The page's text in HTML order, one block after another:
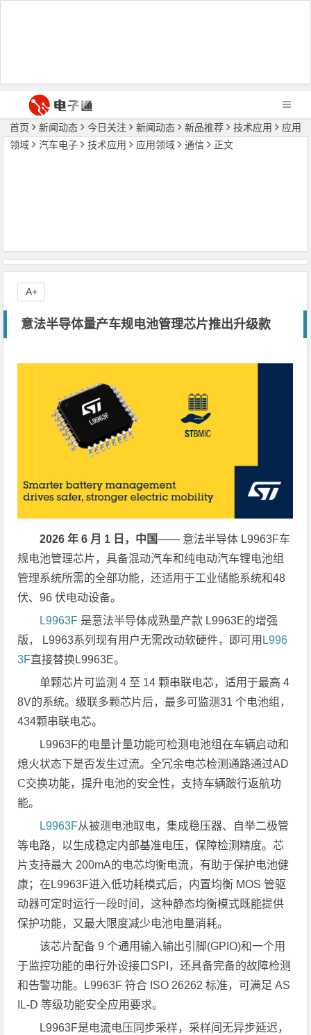
首页 新闻动态 今日关注 新闻动态 新品推荐 技术应用
应用
领域
汽车电子 技术应用 应用领域 通信 正文
意法半导体量产车规电池管理芯片推出升级款
2026 年 6 月 1 日，中国—— 意法半导体 L9963F车
规电池管理芯片，具备混动汽车和纯电动汽车锂电池组
管理系统所需的全部功能，还适用于工业储能系统和48
伏、96 伏电动设备。
L9963F 是意法半导体成熟量产款 L9963E的增强
版， L9963系列现有用户无需改动软硬件，即可用 L996
3F直接替换L9963E。
单颗芯片可监测 4 至 14 颗串联电芯，适用于最高 4
8V的系统。级联多颗芯片后，最多可监测31 个电池组，
434颗串联电芯。
L9963F的电量计量功能可检测电池组在车辆启动和
熄火状态下是否发生过流。全冗余电芯检测通路通过AD
C交换功能，提升电池的安全性，支持车辆跛行返航功
能。
L9963F从被测电池取电，集成稳压器、自举二极管
等电路，以生成稳定内部基准电压，保障检测精度。芯
片支持最大 200mA的电芯均衡电流，有助于保护电池健
康；在L9963F进入低功耗模式后，内置均衡 MOS 管驱
动器可定时运行一段时间，这种静态均衡模式既能提供
保护功能，又最大限度减少电池电量消耗。
该芯片配备 9 个通用输入输出引脚(GPIO)和一个用
于监控功能的串行外设接口SPI，还具备完备的故障检测
和告警功能。L9963F 符合 ISO 26262 标准，可满足 AS
IL-D 等级功能安全应用要求。
L9963F是电流电压同步采样，采样间无异步延迟，
A+